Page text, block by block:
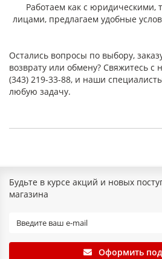
высокая стойкость к
низкое водопоглощение
эксплуатации
хорошая технологичность
укладывается, формуется)
Работаем как с юридическими,
лицами, предлагаем удобные
Остались вопросы по выбору,
возврату или обмену? Свяжитесь с
(343) 219-33-88, и наши
любую задачу.
Будьте в курсе акций и новых
магазина
Оформить